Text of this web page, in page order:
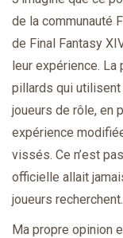
de la communauté
de Final Fantasy
leur expérience. La
pillards qui
joueurs de rôle, en
expérience
vissés. Ce n’est
officielle allait
joueurs recherchent.
Ma propre opinion